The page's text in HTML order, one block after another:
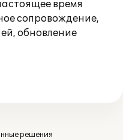
время
сопровождение,
обновление
решения